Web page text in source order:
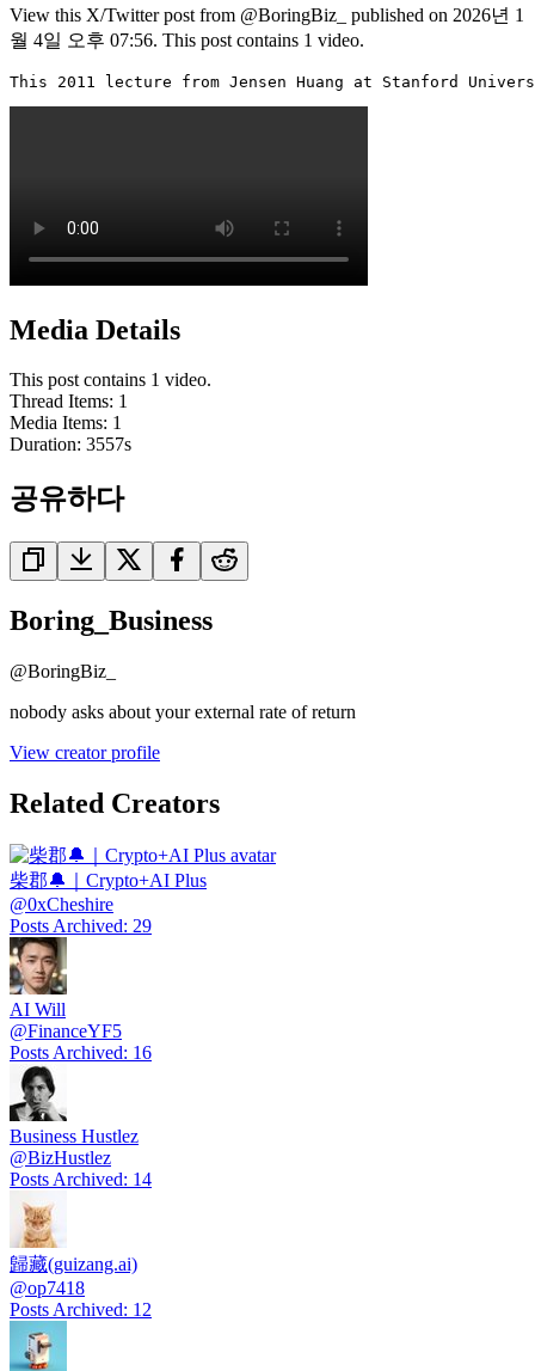
View this X/Twitter post from @BoringBiz_ published on 2026년 1
월 4일 오후 07:56. This post contains 1 video.
This 2011 lecture from Jensen Huang at Stanford
Media Details
This post contains 1 video.
Thread Items: 1
Media Items: 1
Duration: 3557s
공유하다
Boring_Business
@BoringBiz_
nobody asks about your external rate of return
View creator profile
Related Creators
柴郡🔔｜Crypto+AI Plus
@0xCheshire
Posts Archived: 29
AI Will
@FinanceYF5
Posts Archived: 16
Business Hustlez
@BizHustlez
Posts Archived: 14
歸藏(guizang.ai)
@op7418
Posts Archived: 12